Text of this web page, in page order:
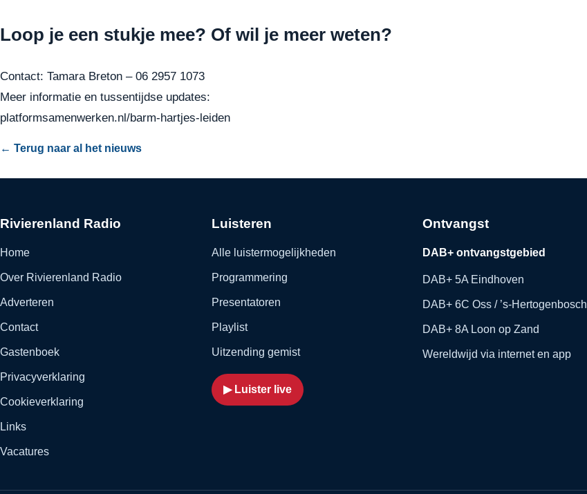
Loop je een stukje mee? Of wil je meer weten?
Contact: Tamara Breton – 06 2957 1073
Meer informatie en tussentijdse updates:
platformsamenwerken.nl/barm-hartjes-leiden
← Terug naar al het nieuws
Rivierenland Radio
Home
Over Rivierenland Radio
Adverteren
Contact
Gastenboek
Privacyverklaring
Cookieverklaring
Links
Vacatures
Luisteren
Alle luistermogelijkheden
Programmering
Presentatoren
Playlist
Uitzending gemist
▶ Luister live
Ontvangst
DAB+ ontvangstgebied
DAB+ 5A Eindhoven
DAB+ 6C Oss / ’s-Hertogenbosch
DAB+ 8A Loon op Zand
Wereldwijd via internet en app